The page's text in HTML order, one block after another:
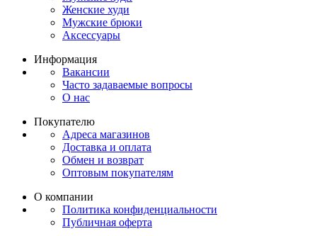
Женские худи
Мужские брюки
Аксессуары
Информация
Вакансии
Часто задаваемые вопросы
О нас
Покупателю
Адреса магазинов
Доставка и оплата
Обмен и возврат
Оптовым покупателям
О компании
Политика конфиденциальности
Публичная оферта